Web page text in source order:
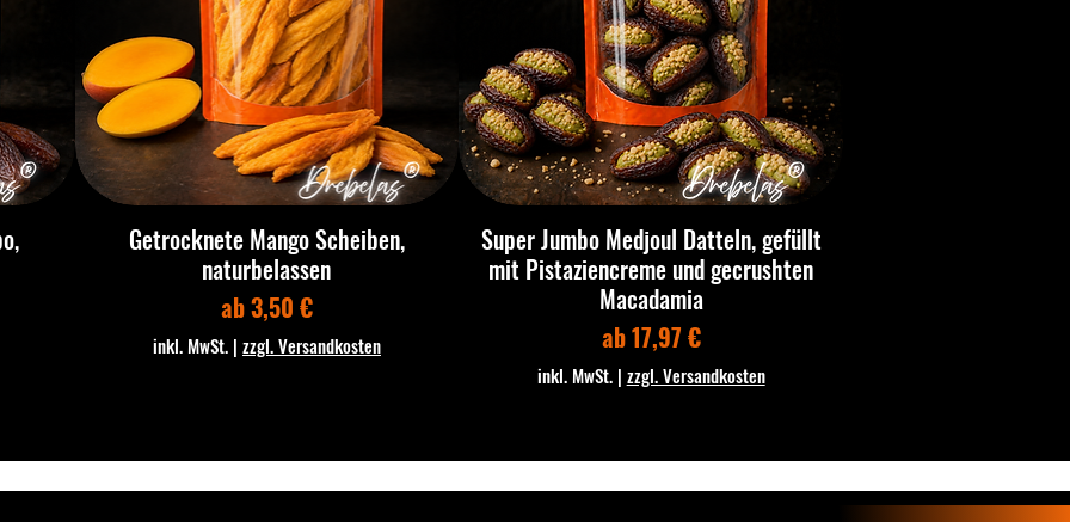
Getrocknete Mango Scheiben,
naturbelassen
ab3,50 €
Sale-Preis
inkl. MwSt.| zzgl. Versandkosten
Super Jumbo Medjoul Datteln, gefüllt
mit Pistaziencreme und gecrushten
Macadamia
ab17,97 €
Sale-Preis
inkl. MwSt.| zzgl. Versandkosten